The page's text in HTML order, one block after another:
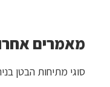
מאמרים
סוגי מתיחות הבטן